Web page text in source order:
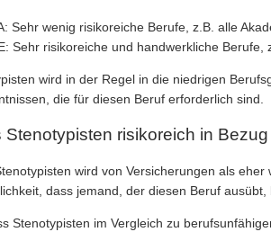
Sehr wenig risikoreiche Berufe, z.B. alle
Sehr risikoreiche und handwerkliche Berufe,
wird in der Regel in die niedrigen
die für diesen Beruf erforderlich sind.
Stenotypisten risikoreich in
wird von Versicherungen als
dass jemand, der diesen Beruf
Stenotypisten im Vergleich zu